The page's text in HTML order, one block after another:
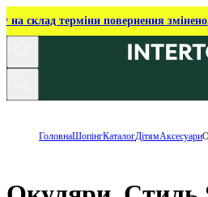
на склад терміни повернення
ГоловнаШопінгКаталогДітямАксесуари